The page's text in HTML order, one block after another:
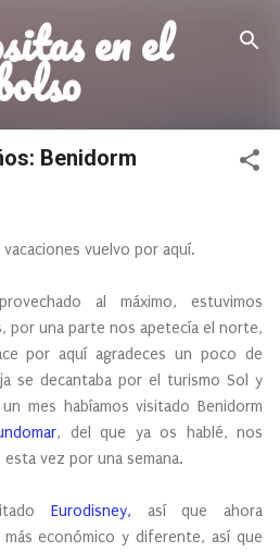
principalen el
Benidorm
vuelvo por aquí.
al máximo, estuvimos
por una parte nos apetecía el norte,
por aquí agradeces un poco de
se decantaba por el turismo Sol y
mes habíamos visitado Benidorm
, del que ya os hablé, nos
vez por una semana.
Eurodisney, así que ahora
económico y diferente, así que